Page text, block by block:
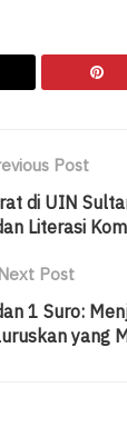
Post
di UIN
Literasi
Next Post
1 Suro:
yang